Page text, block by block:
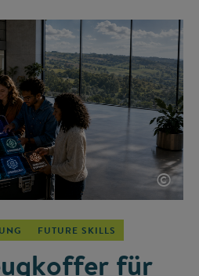
©
FUTURE SKILLS
für